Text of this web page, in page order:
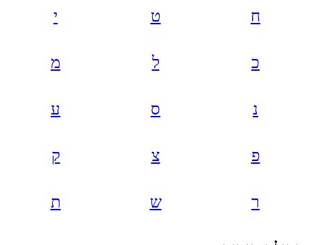
ת ש ר
ק צ פ
ע ס נ
מ ל כ
י ט ח